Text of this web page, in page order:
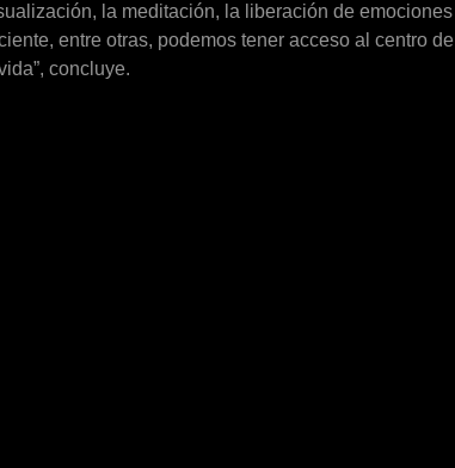
la meditación, la liberación de emociones
entre otras, podemos tener acceso al centro de
concluye.